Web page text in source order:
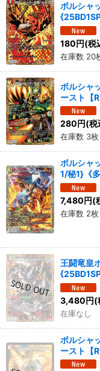
ボルシャ
180円(税
在庫数 20
ボルシャ
ースト【
280円(税
在庫数 3枚
ボルシャ
1/秘1}《多
7,480円(
在庫数 2枚
王闘竜皇
3,480円(
在庫なし
ボルシャ
ースト【